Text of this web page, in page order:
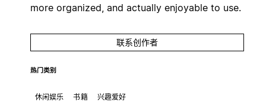
more organized, and actually enjoyable to use.
联系创作者
热门类别
休闲娱乐 书籍 兴趣爱好